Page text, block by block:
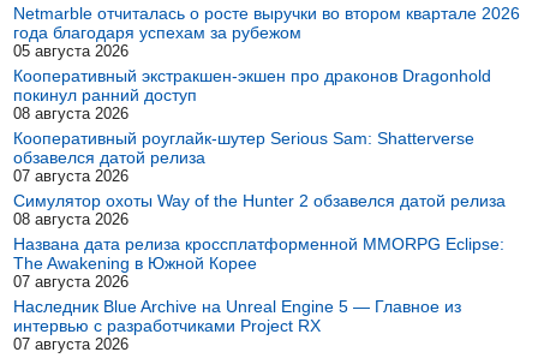
Netmarble отчиталась о росте выручки во втором квартале 2026
года благодаря успехам за рубежом
05 августа 2026
Кооперативный экстракшен-экшен про драконов Dragonhold
покинул ранний доступ
08 августа 2026
Кооперативный роуглайк-шутер Serious Sam: Shatterverse
обзавелся датой релиза
07 августа 2026
Симулятор охоты Way of the Hunter 2 обзавелся датой релиза
08 августа 2026
Названа дата релиза кроссплатформенной MMORPG Eclipse:
The Awakening в Южной Корее
07 августа 2026
Наследник Blue Archive на Unreal Engine 5 — Главное из
интервью с разработчиками Project RX
07 августа 2026